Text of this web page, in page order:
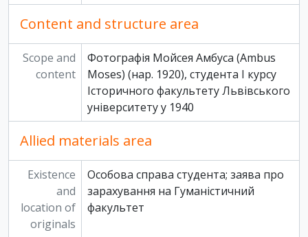
Content and structure area
Scope and
content
Фотографія Мойсея Амбуса (Ambus
Moses) (нар. 1920), студента І курсу
Історичного факультету Львівського
університету у 1940
Allied materials area
Existence
and
location of
originals
Особова справа студента; заява про
зарахування на Гуманістичний
факультет